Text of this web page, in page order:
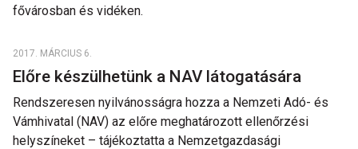
fővárosban és vidéken.
2017. MÁRCIUS 6.
Előre készülhetünk a NAV látogatására
Rendszeresen nyilvánosságra hozza a Nemzeti Adó- és
Vámhivatal (NAV) az előre meghatározott ellenőrzési
helyszíneket – tájékoztatta a Nemzetgazdasági